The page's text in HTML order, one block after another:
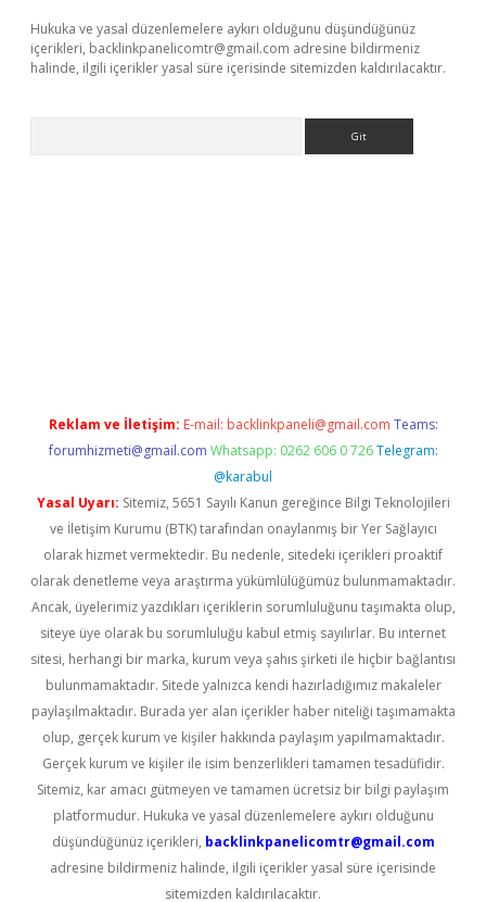
Hukuka ve yasal düzenlemelere aykırı olduğunu düşündüğünüz
içerikleri, backlinkpanelicomtr@gmail.com adresine bildirmeniz
halinde, ilgili içerikler yasal süre içerisinde sitemizden kaldırılacaktır.
Reklam ve İletişim: E-mail: backlinkpaneli@gmail.com Teams:
forumhizmeti@gmail.com Whatsapp: 0262 606 0 726 Telegram:
@karabul
Yasal Uyarı: Sitemiz, 5651 Sayılı Kanun gereğince Bilgi Teknolojileri
ve İletişim Kurumu (BTK) tarafından onaylanmış bir Yer Sağlayıcı
olarak hizmet vermektedir. Bu nedenle, sitedeki içerikleri proaktif
olarak denetleme veya araştırma yükümlülüğümüz bulunmamaktadır.
Ancak, üyelerimiz yazdıkları içeriklerin sorumluluğunu taşımakta olup,
siteye üye olarak bu sorumluluğu kabul etmiş sayılırlar. Bu internet
sitesi, herhangi bir marka, kurum veya şahıs şirketi ile hiçbir bağlantısı
bulunmamaktadır. Sitede yalnızca kendi hazırladığımız makaleler
paylaşılmaktadır. Burada yer alan içerikler haber niteliği taşımamakta
olup, gerçek kurum ve kişiler hakkında paylaşım yapılmamaktadır.
Gerçek kurum ve kişiler ile isim benzerlikleri tamamen tesadüfidir.
Sitemiz, kar amacı gütmeyen ve tamamen ücretsiz bir bilgi paylaşım
platformudur. Hukuka ve yasal düzenlemelere aykırı olduğunu
düşündüğünüz içerikleri, backlinkpanelicomtr@gmail.com
adresine bildirmeniz halinde, ilgili içerikler yasal süre içerisinde
sitemizden kaldırılacaktır.